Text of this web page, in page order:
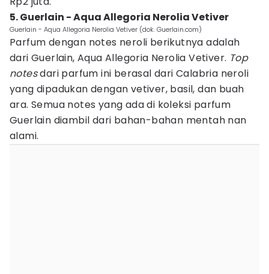
5. Guerlain - Aqua Allegoria Nerolia Vetiver
Guerlain - Aqua Allegoria Nerolia Vetiver (dok. Guerlain.com)
Parfum dengan notes neroli berikutnya adalah
dari Guerlain, Aqua Allegoria Nerolia Vetiver. Top
notesdari parfum ini berasal dari Calabria neroli
yang dipadukan dengan vetiver, basil, dan buah
ara. Semua notes yang ada di koleksi parfum
Guerlain diambil dari bahan-bahan mentah nan
alami.